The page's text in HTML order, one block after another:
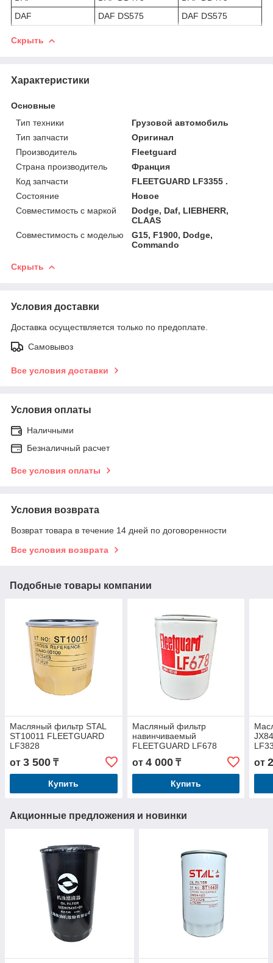
DAF
DAF DS575 DAF DS575
Скрыть
Характеристики
Основные
Тип техники
Грузовой автомобиль
Тип запчасти
Оригинал
Производитель
Fleetguard
Страна производитель
Франция
Код запчасти
FLEETGUARD LF3355 .
Состояние
Новое
Совместимость с маркой
Dodge, Daf, LIEBHERR,
CLAAS
Совместимость с моделью
G15, F1900, Dodge,
Commando
Скрыть
Условия доставки
Доставка осуществляется только по предоплате.
Самовывоз
Все условия доставки
Условия оплаты
Наличными
Безналичный расчет
Все условия оплаты
Условия возврата
Возврат товара в течение 14 дней по договоренности
Все условия возврата
Подобные товары компании
Масляный фильтр STAL
ST10011 FLEETGUARD
LF3828
от 3 500 ₸
Купить
Масляный фильтр
навинчиваемый
FLEETGUARD LF678
JOHN DEERE AR58956
от 4 000₸
Купить
от
Акционные предложения и новинки